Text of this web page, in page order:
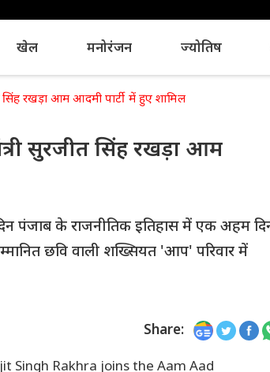
खेल मनोरंजन ज्योतिष
रखड़ा आम आदमी पार्टी में हुए शामिल
सुरजीत सिंह रखड़ा आम
पंजाब के राजनीतिक इतिहास में एक अहम
छवि वाली शख्सियत 'आप' परिवार में
Share: